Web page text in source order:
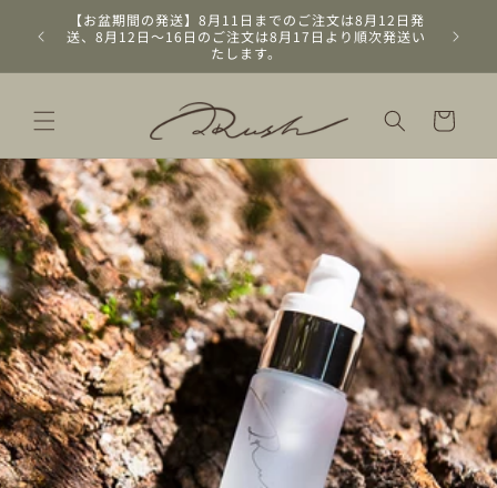
コンテン
ツに進む
【お盆期間の発送】8月11日までのご注文は8月12日発
送、8月12日～16日のご注文は8月17日より順次発送い
たします。
ー